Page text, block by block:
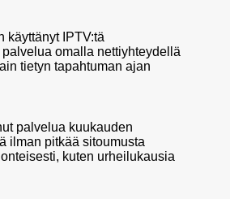
käyttänyt IPTV:tä
palvelua omalla nettiyhteydellä
tietyn tapahtuman ajan
palvelua kuukauden
ilman pitkää sitoumusta
kuten urheilukausia